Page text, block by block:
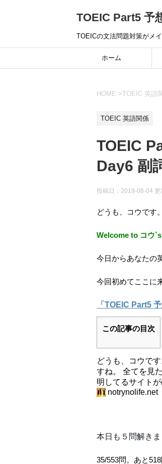
TOEIC Part5 予
TOEICの文法問題対策がメ
ホーム
HOME >TOEIC 英語
TOEIC 英語関係
TOEIC
Day6 副
投稿日
どうも、コウです。
Welcome to コウ
今日からあなたの
今回初めてここに
「TOEIC Part5
この記事の目次
どうも、コウで
すね。 全てを見
明してるサイト
notrynolife.net
本日も５問解きま
35/553問。あと